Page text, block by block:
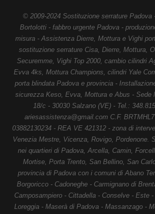
© 2009-2024 Sostituzione serrature Padova
Bortolotti - fabbro urgente Padova -
misura - Assistenza Dierre, Mottura e Vighi
sostituzione serrature Cisa, Dierre, Mottura,
Securemme, Vighi Top 2000, cambio cilindri
Evva 4ks, Mottura Champions, cilindri Yale
porta blindata Padova e provincia -
sicurezza Keso, Evva, Mottura e Abus - Sede
18/c - 30030 Salzano (VE) - Tel.:
ariesassistenza@gmail.com C.F.
03882130234 - REA VE 421312 - zona di
Venezia Mestre, Vicenza, Rovigo, Pordenone.
nei quartieri di Padova, Arcella, Camin,
Mortise, Porta Trento, San Bellino, San
provincia di Padova con i comuni di Abano
Borgoricco - Cadoneghe - Carmignano di
Camposampiero - Cittadella - Conselve - Este
Loreggia - Maserà di Padova - Massanzago -